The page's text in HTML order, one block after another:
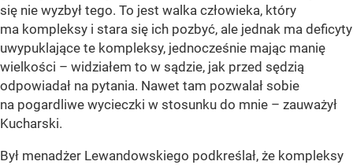
się nie wyzbył tego. To jest walka człowieka, który
ma kompleksy i stara się ich pozbyć, ale jednak ma deficyty
uwypuklające te kompleksy, jednocześnie mając manię
wielkości – widziałem to w sądzie, jak przed sędzią
odpowiadał na pytania. Nawet tam pozwalał sobie
na pogardliwe wycieczki w stosunku do mnie – zauważył
Kucharski.
Był menadżer Lewandowskiego podkreślał, że kompleksy